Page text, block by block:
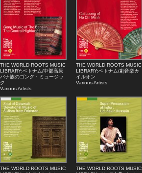
THE WORLD ROOTS MUSIC
LIBRARY:ベトナム/中部高原
バナ族のゴング・ミュージッ
ク
Various Artists
THE WORLD ROOTS MUSIC
LIBRARY:ベトナム/劇音楽カ
イルオン
Various Artists
THE WORLD ROOTS MUSIC
THE WORLD ROOTS MUSIC